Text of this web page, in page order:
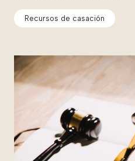
Recursos de casación